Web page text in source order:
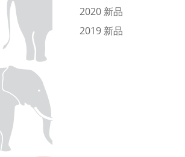
2020 新品
2019 新品